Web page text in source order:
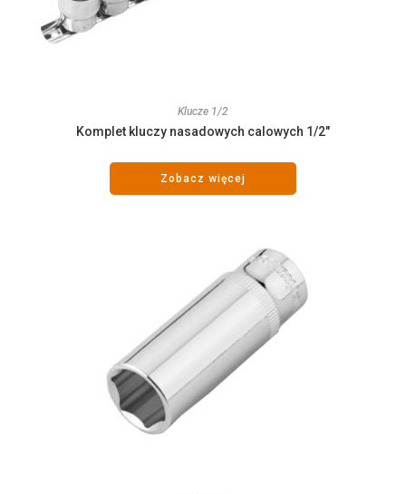
Klucze 1/2
Komplet kluczy nasadowych calowych 1/2″
Zobacz więcej